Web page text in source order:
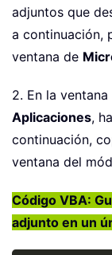
adjuntos que
a continuación,
ventana de
2. En la ventana
Aplicaciones,
continuación,
ventana del
Código VBA:
adjunto en un